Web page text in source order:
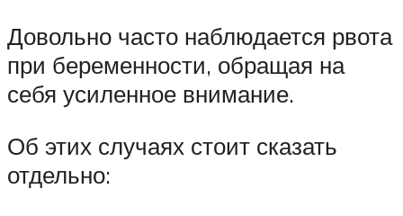
Довольно часто наблюдается рвота
при беременности, обращая на
себя усиленное внимание.
Об этих случаях стоит сказать
отдельно: